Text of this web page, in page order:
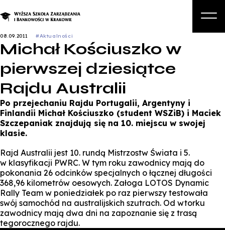
Studia podyplomowe i kursy
Kandydat
Student
Zapisz się na studia
08.09.2011 #Aktualności
Michał Kościuszko w
pierwszej dziesiątce
Rajdu Australii
Po przejechaniu Rajdu Portugalii, Argentyny i
Finlandii Michał Kościuszko (student WSZiB) i Maciek
Szczepaniak znajdują się na 10. miejscu w swojej
klasie.
Rajd Australii jest 10. rundą Mistrzostw Świata i 5.
w klasyfikacji PWRC. W tym roku zawodnicy mają do
pokonania 26 odcinków specjalnych o łącznej długości
368,96 kilometrów oesowych. Załoga LOTOS Dynamic
Rally Team w poniedziałek po raz pierwszy testowała
swój samochód na australijskich szutrach. Od wtorku
zawodnicy mają dwa dni na zapoznanie się z trasą
tegorocznego rajdu.